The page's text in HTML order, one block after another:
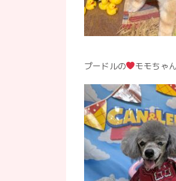
プードルの モモちゃん